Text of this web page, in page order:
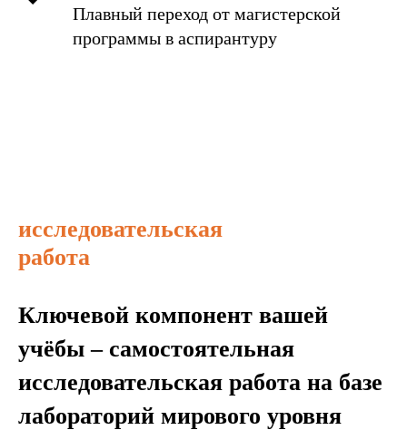
Плавный переход от магистерской
программы в аспирантуру
исследовательская
работа
Ключевой компонент вашей
учёбы – самостоятельная
исследовательская работа на базе
лабораторий мирового уровня